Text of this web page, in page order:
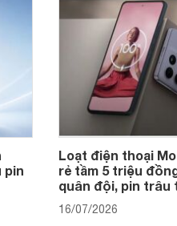
pin
Loạt điện thoại
rẻ tầm 5 triệu
quân đội, pin trâu
16/07/2026